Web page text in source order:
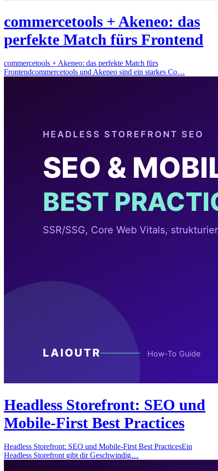
commercetools + Akeneo: das
perfekte Match fürs Frontend
commercetools + Akeneo: das perfekte Match fürs
Frontendcommercetools und Akeneo sind ein starkes Co…
Headless Storefront: SEO und
Mobile-First Best Practices
Headless Storefront: SEO und Mobile-First Best PracticesEin
Headless Storefront gibt dir Geschwindig…